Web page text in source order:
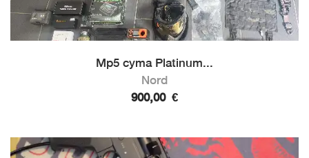
Mp5 cyma Platinum...
Nord
900,00 €